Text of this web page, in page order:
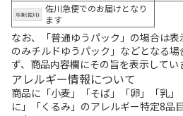
佐川急便でのお届けとなり
ます
なお、「普通ゆうパック」の場合は
のみチルドゆうパック」などとなる
ず、商品内容欄にその旨を表示してい
アレルギー情報について
商品に「小麦」「そば」「卵」「乳
に」「くるみ」のアレルギー特定8品